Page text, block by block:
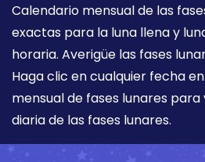
Calendario mensual de las
exactas para la luna llena y
horaria. Averigüe las fases
Haga clic en cualquier fecha
mensual de fases lunares
diaria de las fases lunares.